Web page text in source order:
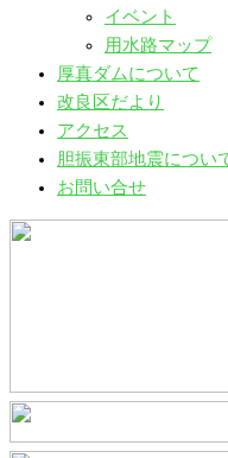
イベント
用水路マップ
厚真ダムについて
改良区だより
アクセス
胆振東部地震につい
お問い合せ